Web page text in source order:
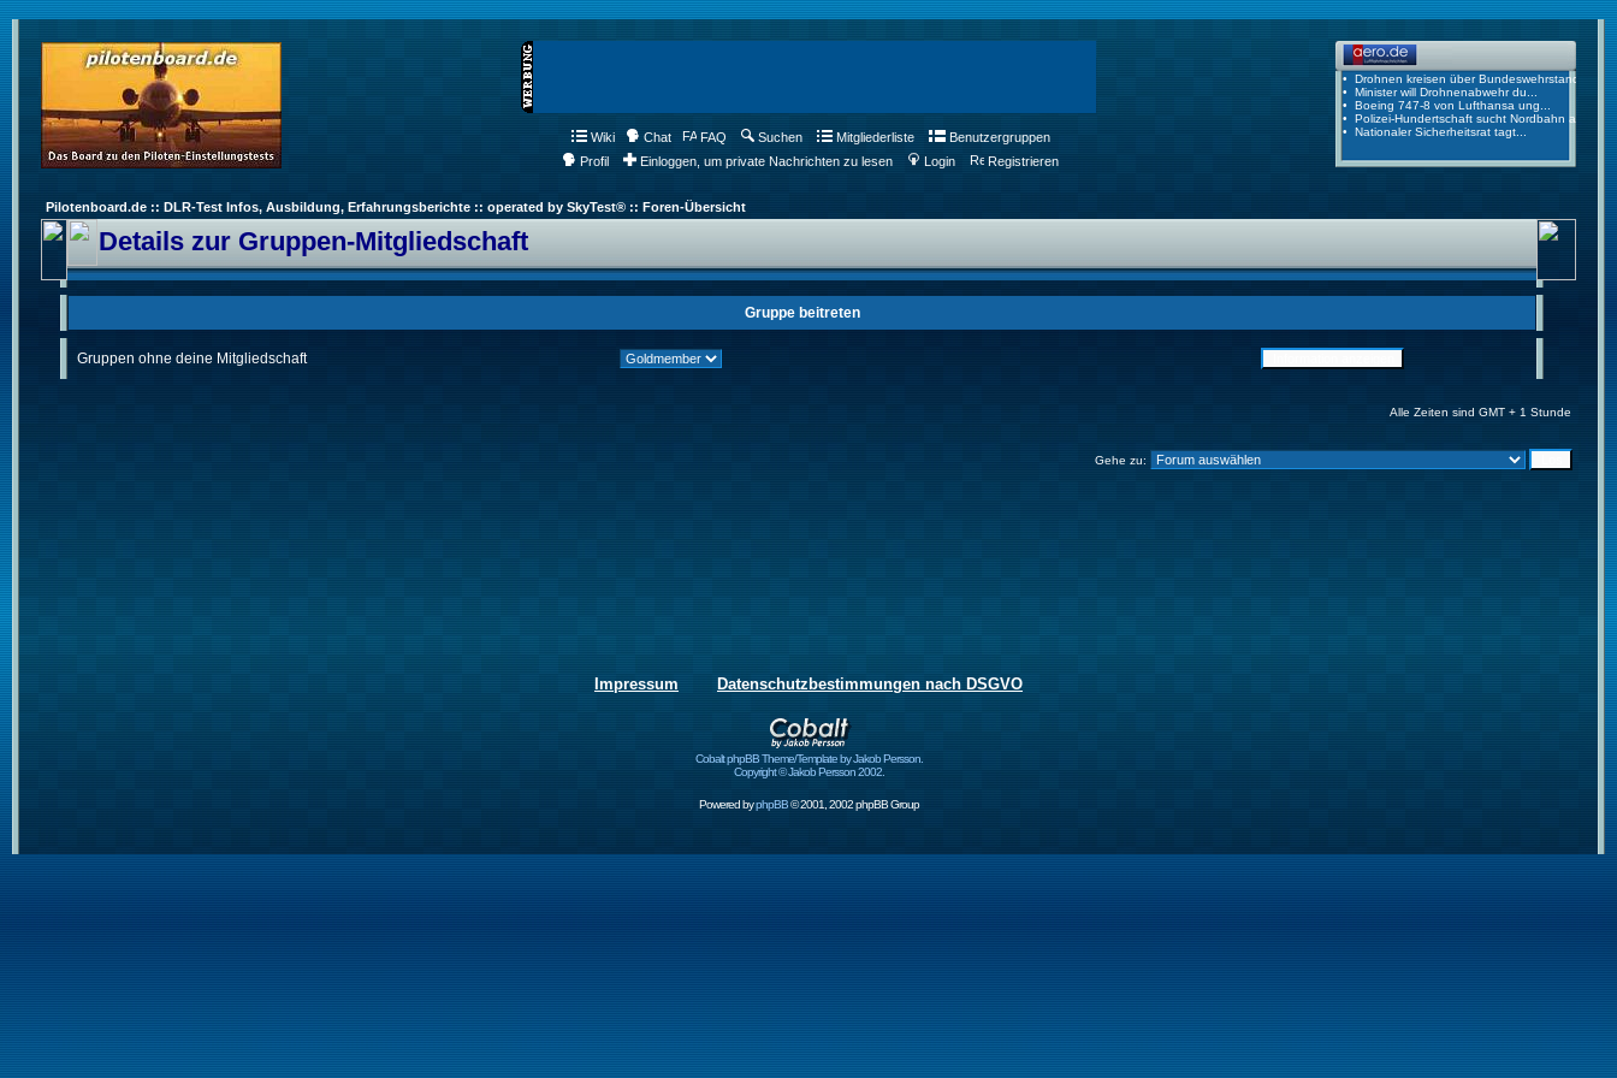
Wiki Chat FAQ Suchen Mitgliederliste
Benutzergruppen
Profil
Einloggen, um private Nachrichten zu lesen Login Registrieren
Pilotenboard.de :: DLR-Test Infos, Ausbildung, Erfahrungsberichte :: operated by SkyTest® :: Foren-Übersicht
Details zur Gruppen-Mitgliedschaft
Gruppe beitreten
Gruppen ohne deine Mitgliedschaft
Alle Zeiten sind GMT + 1 Stunde
Gehe zu:
Impressum Datenschutzbestimmungen nach DSGVO
Cobalt phpBB Theme/Template by Jakob Persson.
Copyright © Jakob Persson 2002.
Powered byphpBB© 2001, 2002 phpBB Group